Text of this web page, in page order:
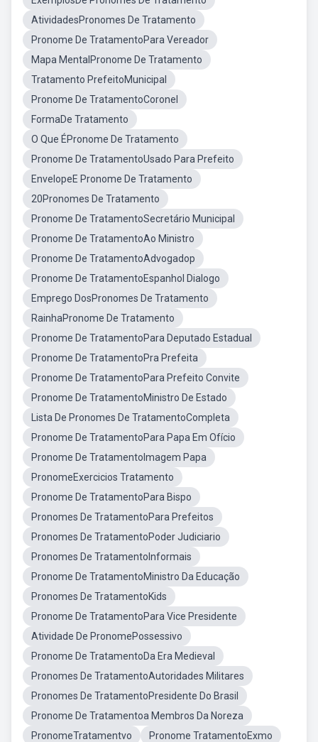
AtividadesPronomes De Tratamento
Pronome De TratamentoPara Vereador
Mapa MentalPronome De Tratamento
Tratamento PrefeitoMunicipal
Pronome De TratamentoCoronel
FormaDe Tratamento
O Que ÉPronome De Tratamento
Pronome De TratamentoUsado Para Prefeito
EnvelopeE Pronome De Tratamento
20Pronomes De Tratamento
Pronome De TratamentoSecretário Municipal
Pronome De TratamentoAo Ministro
Pronome De TratamentoAdvogadop
Pronome De TratamentoEspanhol Dialogo
Emprego DosPronomes De Tratamento
RainhaPronome De Tratamento
Pronome De TratamentoPara Deputado Estadual
Pronome De TratamentoPra Prefeita
Pronome De TratamentoPara Prefeito Convite
Pronome De TratamentoMinistro De Estado
Lista De Pronomes De TratamentoCompleta
Pronome De TratamentoPara Papa Em Ofício
Pronome De TratamentoImagem Papa
PronomeExercicios Tratamento
Pronome De TratamentoPara Bispo
Pronomes De TratamentoPara Prefeitos
Pronomes De TratamentoPoder Judiciario
Pronomes De TratamentoInformais
Pronome De TratamentoMinistro Da Educação
Pronomes De TratamentoKids
Pronome De TratamentoPara Vice Presidente
Atividade De PronomePossessivo
Pronome De TratamentoDa Era Medieval
Pronomes De TratamentoAutoridades Militares
Pronomes De TratamentoPresidente Do Brasil
Pronome De Tratamentoa Membros Da Noreza
PronomeTratamentvo
Pronome TratamentoExmo